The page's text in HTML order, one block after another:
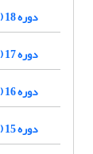
دوره 18 (1404)
دوره 17 (1403)
دوره 16 (1402)
دوره 15 (1401)